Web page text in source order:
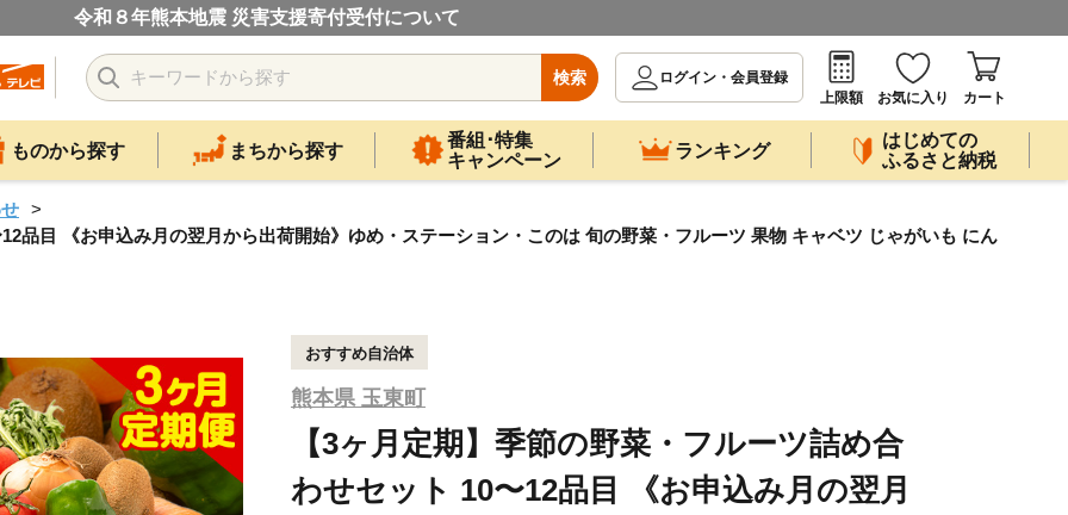
令和８年熊本地震 災害支援寄付受付について
検索
ログイン・会員登録
上限額
お気に入り カート
ものから探す まちから探す
番組･特集
キャンペーン
ランキング
はじめての
ふるさと納税
品目 《お申込み月の翌月から出荷開始》ゆめ・ステーション・このは 旬の野菜・フルーツ 果物 キャベツ じゃがいも にん
おすすめ自治体
熊本県 玉東町
【3ヶ月定期】季節の野菜・フルーツ詰め合
わせセット 10〜12品目 《お申込み月の翌月